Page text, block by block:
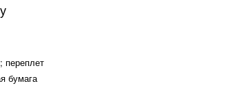
переплет
бумага